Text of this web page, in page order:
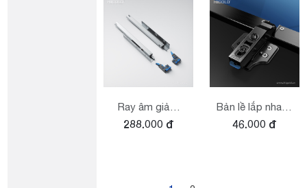
Ray âm giảm
chấn mở toàn
288.000 đ
Bản lề lắp nhanh
cửa khung nhôm
46.000 đ